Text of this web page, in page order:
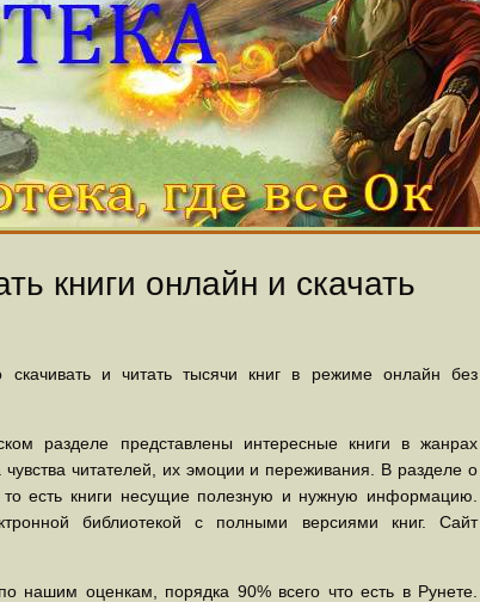
книги онлайн и скачать
скачивать и читать тысячи книг в режиме онлайн без
разделе представлены интересные книги в жанрах
читателей, их эмоции и переживания. В разделе о
то есть книги несущие полезную и нужную информацию.
библиотекой с полными версиями книг. Сайт
нашим оценкам, порядка 90% всего что есть в Рунете.